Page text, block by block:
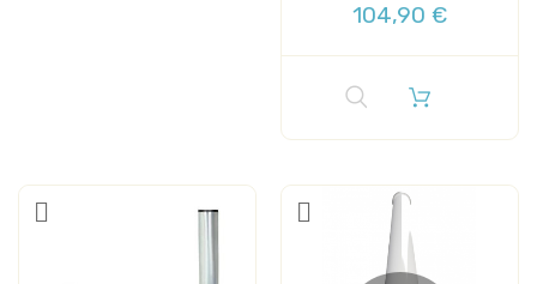
104,90 €